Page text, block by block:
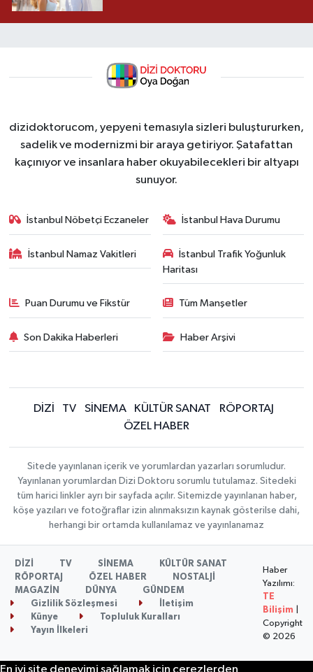
dizidoktorucom, yepyeni temasıyla sizleri buluştururken,
sadelik ve modernizmi bir araya getiriyor. Şatafattan
kaçınıyor ve insanlara haber okuyabilecekleri bir altyapı
sunuyor.
İstanbul Nöbetçi Eczaneler İstanbul Hava Durumu
İstanbul Namaz Vakitleri
İstanbul Trafik Yoğunluk
Haritası
Puan Durumu ve Fikstür Tüm Manşetler
Son Dakika Haberleri Haber Arşivi
DİZİ TV SİNEMA KÜLTÜR SANAT
RÖPORTAJ
ÖZEL HABER
Sitede yayınlanan içerik ve yorumlardan yazarları sorumludur.
Yayınlanan yorumlardan Dizi Doktoru sorumlu tutulamaz. Sitedeki
tüm harici linkler ayrı bir sayfada açılır. Sitemizde yayınlanan haber,
köşe yazıları ve fotoğraflar izin alınmaksızın kaynak gösterilse dahi,
herhangi bir ortamda kullanılamaz ve yayınlanamaz
DİZİ TV SİNEMA
KÜLTÜR SANAT
RÖPORTAJ
ÖZEL HABER
NOSTALJİ
MAGAZİN
DÜNYA
GÜNDEM
Gizlilik Sözleşmesi
İletişim
Künye
Topluluk Kuralları
Yayın İlkeleri
Haber
Yazılımı:
TE
Bilişim
Copyright
© 2026
En iyi site deneyimi sağlamak için çerezlerden